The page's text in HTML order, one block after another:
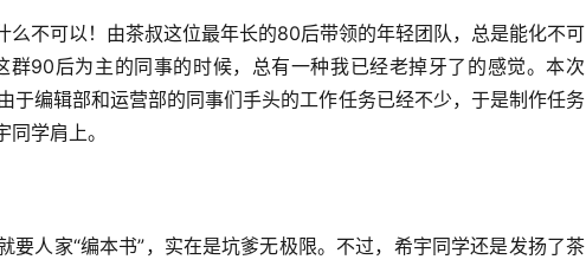
不可以！由茶叔这位最年长的80后带领的年轻团队，总是能化不可
90后为主的同事的时候，总有一种我已经老掉牙了的感觉。本次
于编辑部和运营部的同事们手头的工作任务已经不少，于是制作任务
学肩上。
人家“编本书”，实在是坑爹无极限。不过，希宇同学还是发扬了茶